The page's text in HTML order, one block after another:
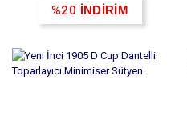
%20 İNDİRİM